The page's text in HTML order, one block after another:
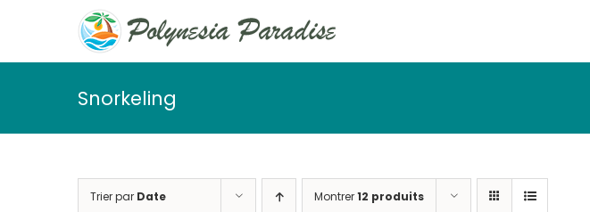
Snorkeling
Trier par Date Montrer12 produits